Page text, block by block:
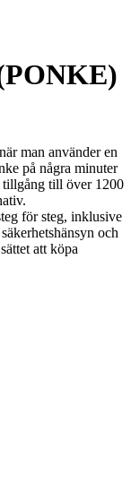
man använder en
på några minuter
tillgång till över 1200
för steg, inklusive
och
att köpa